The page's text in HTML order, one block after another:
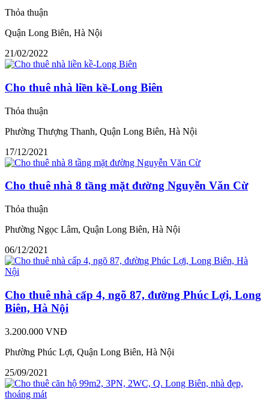
Thỏa thuận
Quận Long Biên, Hà Nội
21/02/2022
Cho thuê nhà liền kề-Long Biên
Thỏa thuận
Phường Thượng Thanh, Quận Long Biên, Hà Nội
17/12/2021
Cho thuê nhà 8 tầng mặt đường Nguyễn Văn Cừ
Thỏa thuận
Phường Ngọc Lâm, Quận Long Biên, Hà Nội
06/12/2021
Cho thuê nhà cấp 4, ngõ 87, đường Phúc Lợi, Long
Biên, Hà Nội
3.200.000 VNĐ
Phường Phúc Lợi, Quận Long Biên, Hà Nội
25/09/2021